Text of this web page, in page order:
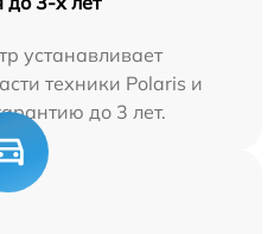
устанавливает
техники Polaris и
до 3 лет.